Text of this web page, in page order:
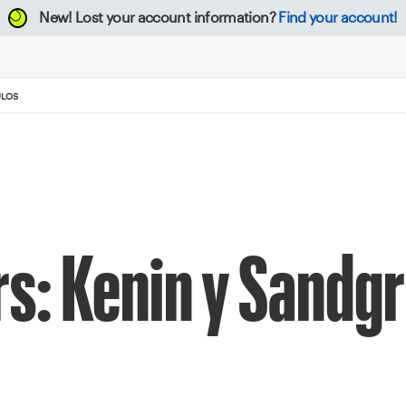
New! Lost your account information? Find your account!
Kenin y